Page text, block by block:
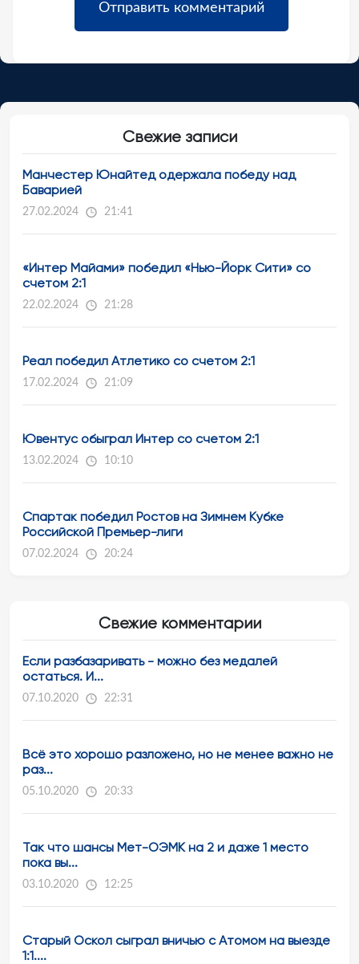
Свежие записи
Манчестер Юнайтед одержала победу над
Баварией
27.02.2024 21:41
«Интер Майами» победил «Нью-Йорк Сити» со
счетом 2:1
22.02.2024 21:28
Реал победил Атлетико со счетом 2:1
17.02.2024 21:09
Ювентус обыграл Интер со счетом 2:1
13.02.2024 10:10
Спартак победил Ростов на Зимнем Кубке
Российской Премьер-лиги
07.02.2024 20:24
Свежие комментарии
Если разбазаривать - можно без медалей
остаться. И...
07.10.2020 22:31
Всё это хорошо разложено, но не менее важно не
раз...
05.10.2020 20:33
Так что шансы Мет-ОЭМК на 2 и даже 1 место
пока вы...
03.10.2020 12:25
Старый Оскол сыграл вничью с Атомом на выезде
1:1....